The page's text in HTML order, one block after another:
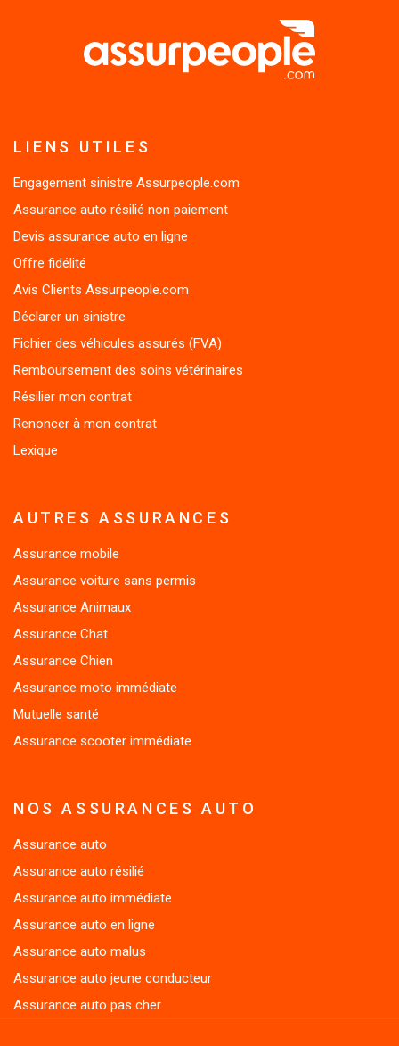
LIENS UTILES
Engagement sinistre Assurpeople.com
Assurance auto résilié non paiement
Devis assurance auto en ligne
Offre fidélité
Avis Clients Assurpeople.com
Déclarer un sinistre
Fichier des véhicules assurés (FVA)
Remboursement des soins vétérinaires
Résilier mon contrat
Renoncer à mon contrat
Lexique
AUTRES ASSURANCES
Assurance mobile
Assurance voiture sans permis
Assurance Animaux
Assurance Chat
Assurance Chien
Assurance moto immédiate
Mutuelle santé
Assurance scooter immédiate
NOS ASSURANCES AUTO
Assurance auto
Assurance auto résilié
Assurance auto immédiate
Assurance auto en ligne
Assurance auto malus
Assurance auto jeune conducteur
Assurance auto pas cher